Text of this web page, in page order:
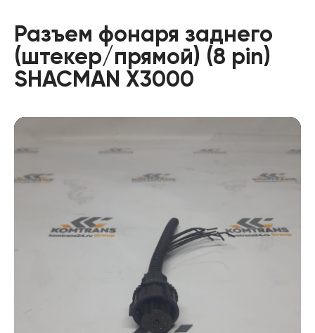
Разъем фонаря заднего
(штекер/прямой) (8 pin)
SHACMAN X3000